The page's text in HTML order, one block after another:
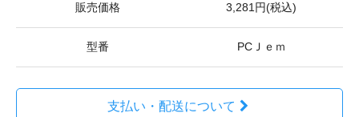
販売価格 3,281円(税込)
型番 PCＪｅｍ
支払い・配送について